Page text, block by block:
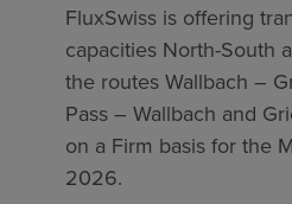
FluxSwiss is offering
capacities North-South
the routes Wallbach –
Pass – Wallbach and
on a Firm basis for the
2026.